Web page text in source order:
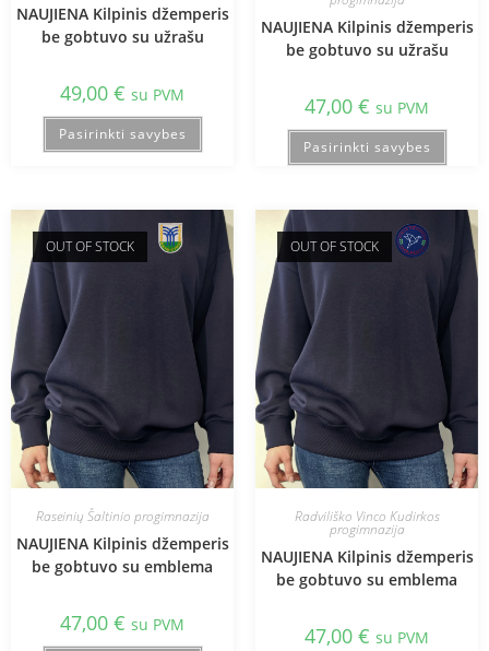
NAUJIENA Kilpinis džemperis
be gobtuvo su užrašu
49,00 € su PVM
Pasirinkti savybes
NAUJIENA Kilpinis džemperis
be gobtuvo su užrašu
47,00 € su PVM
Pasirinkti savybes
OUT OF STOCK
Raseinių Šaltinio progimnazija
NAUJIENA Kilpinis džemperis
be gobtuvo su emblema
47,00 € su PVM
OUT OF STOCK
Radviliško Vinco Kudirkos
progimnazija
NAUJIENA Kilpinis džemperis
be gobtuvo su emblema
47,00 € su PVM